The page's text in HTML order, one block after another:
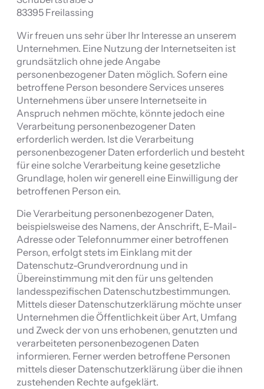
83395 Freilassing
Wir freuen uns sehr über Ihr Interesse an unserem
Unternehmen. Eine Nutzung der Internetseiten ist
grundsätzlich ohne jede Angabe
personenbezogener Daten möglich. Sofern eine
betroffene Person besondere Services unseres
Unternehmens über unsere Internetseite in
Anspruch nehmen möchte, könnte jedoch eine
Verarbeitung personenbezogener Daten
erforderlich werden. Ist die Verarbeitung
personenbezogener Daten erforderlich und besteht
für eine solche Verarbeitung keine gesetzliche
Grundlage, holen wir generell eine Einwilligung der
betroffenen Person ein.
Die Verarbeitung personenbezogener Daten,
beispielsweise des Namens, der Anschrift, E-Mail-
Adresse oder Telefonnummer einer betroffenen
Person, erfolgt stets im Einklang mit der
Datenschutz-Grundverordnung und in
Übereinstimmung mit den für uns geltenden
landesspezifischen Datenschutzbestimmungen.
Mittels dieser Datenschutzerklärung möchte unser
Unternehmen die Öffentlichkeit über Art, Umfang
und Zweck der von uns erhobenen, genutzten und
verarbeiteten personenbezogenen Daten
informieren. Ferner werden betroffene Personen
mittels dieser Datenschutzerklärung über die ihnen
zustehenden Rechte aufgeklärt.